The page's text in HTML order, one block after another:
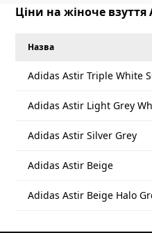
Ціни на жіноче взуття
Назва
Adidas Astir Triple White
Adidas Astir Light Grey
Adidas Astir Silver Grey
Adidas Astir Beige
Adidas Astir Beige Halo